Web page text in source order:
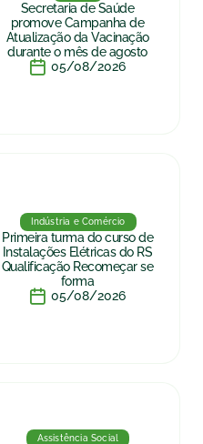
Secretaria de Saúde
promove Campanha de
Atualização da Vacinação
durante o mês de agosto
05/08/2026
Indústria e Comércio
Primeira turma do curso de
Instalações Elétricas do RS
Qualificação Recomeçar se
forma
05/08/2026
Assistência Social